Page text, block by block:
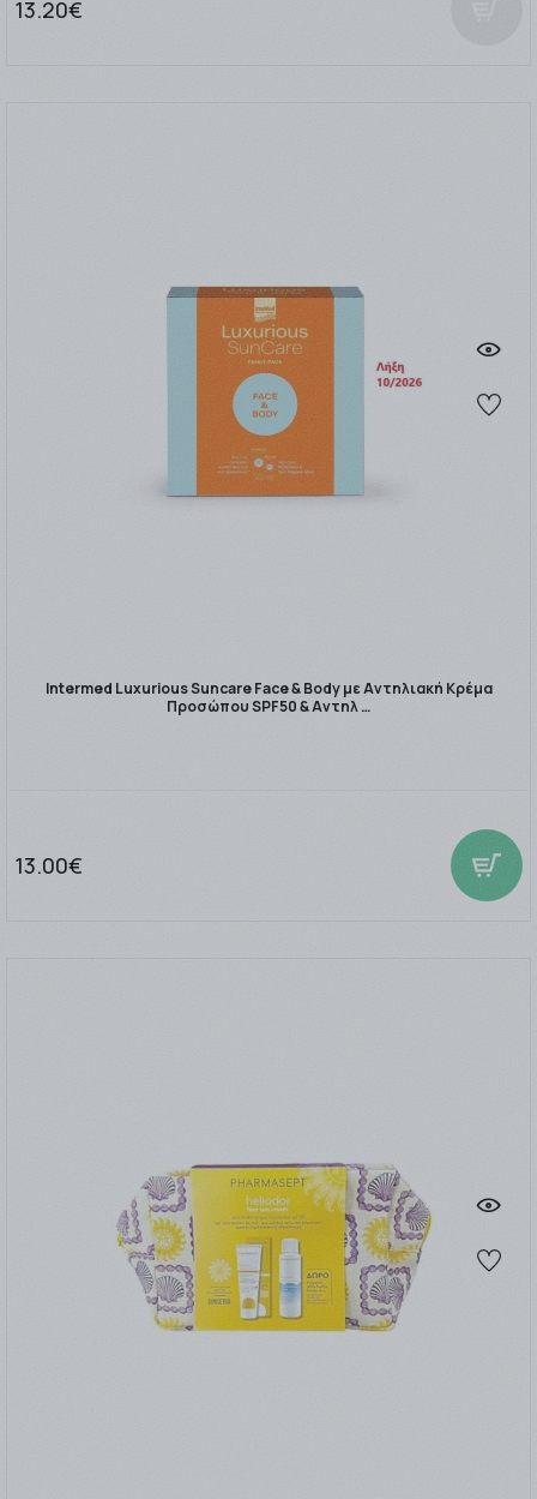
13.20€
Intermed Luxurious Suncare Face & Body με Αντηλιακή Κρέμα
Προσώπου SPF50 & Αντηλ …
13.00€